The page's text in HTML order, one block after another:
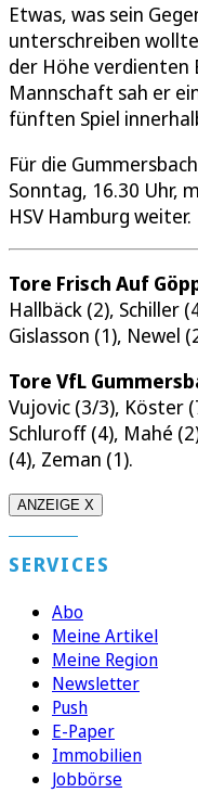
Etwas, was sein
unterschreiben
der Höhe verdienten
Mannschaft sah er
fünften Spiel
Für die
Sonntag, 16.30 Uhr,
HSV Hamburg weiter.
Tore Frisch Auf
Hallbäck (2), Schiller
Gislasson (1), Newel
Tore VfL
Vujovic (3/3), Köster
Schluroff (4), Mahé
(4), Zeman (1).
ANZEIGE X
SERVICES
Abo
Meine Artikel
Meine Region
Newsletter
Push
E-Paper
Immobilien
Jobbörse